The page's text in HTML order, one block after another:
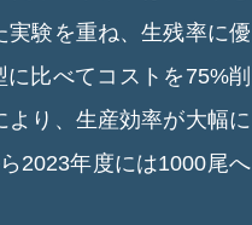
験を重ね、生残率に優
比べてコストを75%削
り、生産効率が大幅に
2023年度には1000尾へ